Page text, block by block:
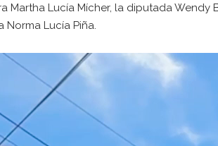
Lucía Mícher, la diputada Wendy
Lucía Piña.